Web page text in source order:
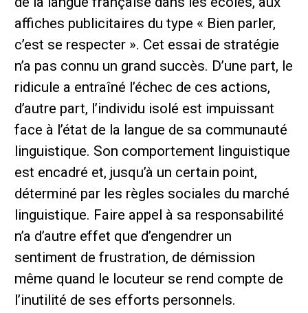
affiches publicitaires du type « Bien parler,
c’est se respecter ». Cet essai de stratégie
n’a pas connu un grand succès. D’une part, le
ridicule a entraîné l’échec de ces actions,
d’autre part, l’individu isolé est impuissant
face à l’état de la langue de sa communauté
linguistique. Son comportement linguistique
est encadré et, jusqu’à un certain point,
déterminé par les règles sociales du marché
linguistique. Faire appel à sa responsabilité
n’a d’autre effet que d’engendrer un
sentiment de frustration, de démission
même quand le locuteur se rend compte de
l’inutilité de ses efforts personnels.